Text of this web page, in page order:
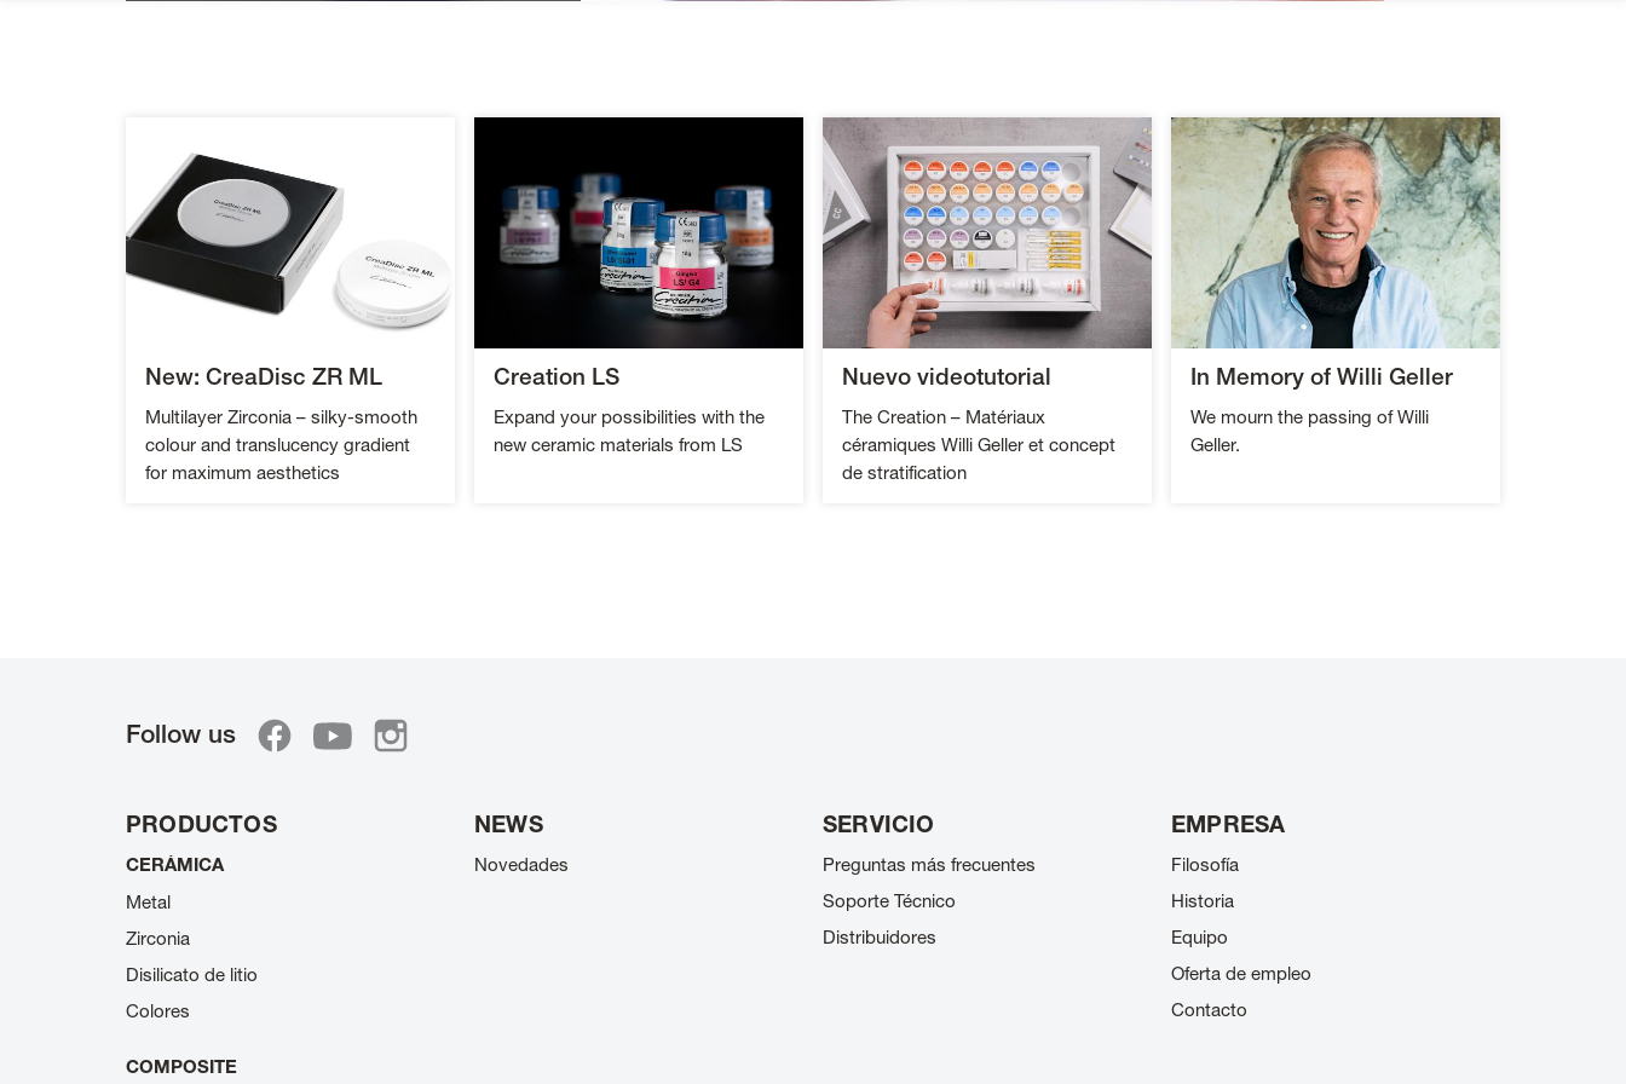
Geller
New: CreaDisc ZR ML
Multilayer Zirconia – silky-smooth
colour and translucency gradient
for maximum aesthetics
Creation LS
Expand your possibilities with the
new ceramic materials from LS
Nuevo videotutorial
The Creation – Matériaux
céramiques Willi Geller et concept
de stratification
In Memory of Willi Geller
We mourn the passing of Willi
Geller.
Follow us
PRODUCTOS
CERÁMICA
Metal
Zirconia
Disilicato de litio
Colores
COMPOSITE
NEWS
Novedades
SERVICIO
Preguntas más frecuentes
Soporte Técnico
Distribuidores
EMPRESA
Filosofía
Historia
Equipo
Oferta de empleo
Contacto